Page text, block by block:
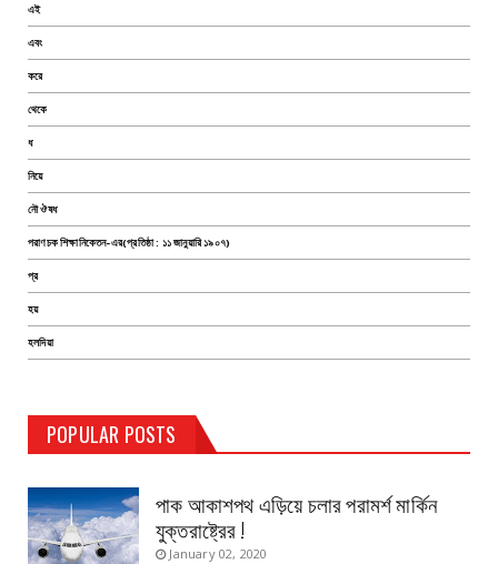
এই
এবং
করে
থেকে
ধ
নিয়ে
নৌ ঔষধ
পরাণচক শিক্ষানিকেতন-এর(প্রতিষ্ঠা : ১১ জানুয়ারি ১৯০৭)
প্র
হয়
হলদিয়া
POPULAR POSTS
TEST PAGE
August 14, 2019
পাক আকাশপথ এড়িয়ে চলার পরামর্শ মার্কিন
যুক্তরাষ্ট্রের !
January 02, 2020